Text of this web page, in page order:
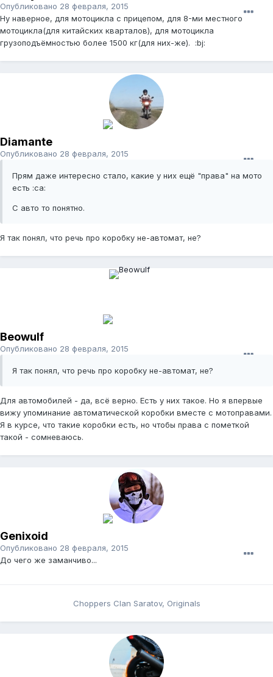
Опубликовано 28 февраля, 2015
Ну наверное, для мотоцикла с прицепом, для 8-ми местного
мотоцикла(для китайских кварталов), для мотоцикла
грузоподъёмностью более 1500 кг(для них-же). :bj:
Diamante
Опубликовано 28 февраля, 2015
Прям даже интересно стало, какие у них ещё "права" на мото
есть :ca:
С авто то понятно.
Я так понял, что речь про коробку не-автомат, не?
Beowulf
Опубликовано 28 февраля, 2015
Я так понял, что речь про коробку не-автомат, не?
Для автомобилей - да, всё верно. Есть у них такое. Но я впервые
вижу упоминание автоматической коробки вместе с мотоправами.
Я в курсе, что такие коробки есть, но чтобы права с пометкой
такой - сомневаюсь.
Genixoid
Опубликовано 28 февраля, 2015
До чего же заманчиво...
Choppers Clan Saratov, Originals